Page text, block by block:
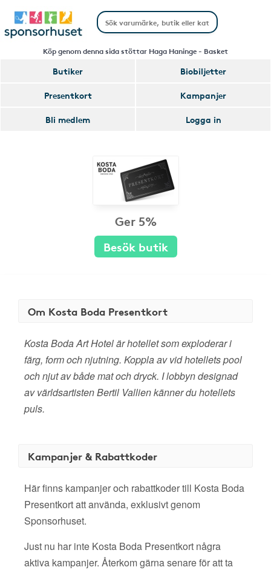
Köp genom denna sida stöttar Haga Haninge - Basket
Butiker
Biobiljetter
Presentkort
Kampanjer
Bli medlem
Logga in
Ger 5%
Besök butik
Om Kosta Boda Presentkort
Kosta Boda Art Hotel är hotellet som exploderar i
färg, form och njutning. Koppla av vid hotellets pool
och njut av både mat och dryck. I lobbyn designad
av världsartisten Bertil Vallien känner du hotellets
puls.
Kampanjer & Rabattkoder
Här finns kampanjer och rabattkoder till Kosta Boda
Presentkort att använda, exklusivt genom
Sponsorhuset.
Just nu har inte Kosta Boda Presentkort några
aktiva kampanjer. Återkom gärna senare för att ta